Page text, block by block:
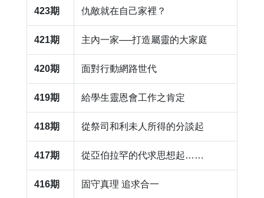
423期 ​仇敵就在自己家裡？
421期 ​主內一家──打造屬靈的大家庭
420期 ​面對行動網路世代
419期 ​給學生靈恩會工作之肯定
418期 ​從祭司和利未人所得的分談起
417期 ​從亞伯拉罕的代求思想起……
416期 ​固守真理 追求合一